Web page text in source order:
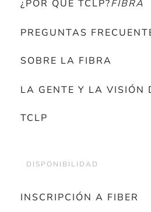
¿POR QUÉ TCLP?FIBRA
PREGUNTAS
SOBRE LA FIBRA
LA GENTE Y LA VISIÓN
TCLP
DISPONIBILIDAD
INSCRIPCIÓN A FIBER